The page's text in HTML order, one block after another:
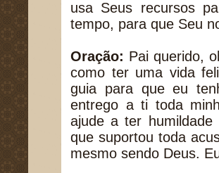
usa Seus recursos
tempo, para que Seu
Oração: Pai querido,
como ter uma vida
guia para que eu
entrego a ti toda
ajude a ter
que suportou toda
mesmo sendo Deus.